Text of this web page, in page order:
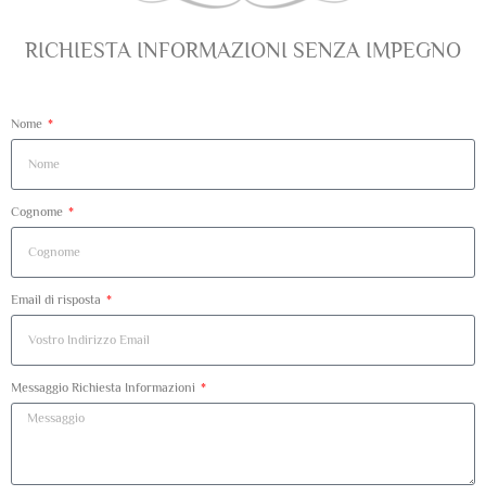
RICHIESTA INFORMAZIONI SENZA IMPEGNO
Nome
Cognome
Email di risposta
Messaggio Richiesta Informazioni